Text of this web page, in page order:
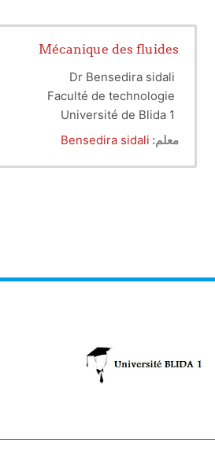
Mécanique des fluides
Dr Bensedira sidali
Faculté de technologie
Université de Blida 1
Matière : Mécanique des fluidesمعلم: Bensedira sidali